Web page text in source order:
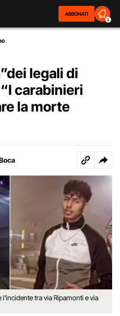
ABBONATI
2
legali di
carabinieri
la morte
l'incidente tra via Ripamonti e via